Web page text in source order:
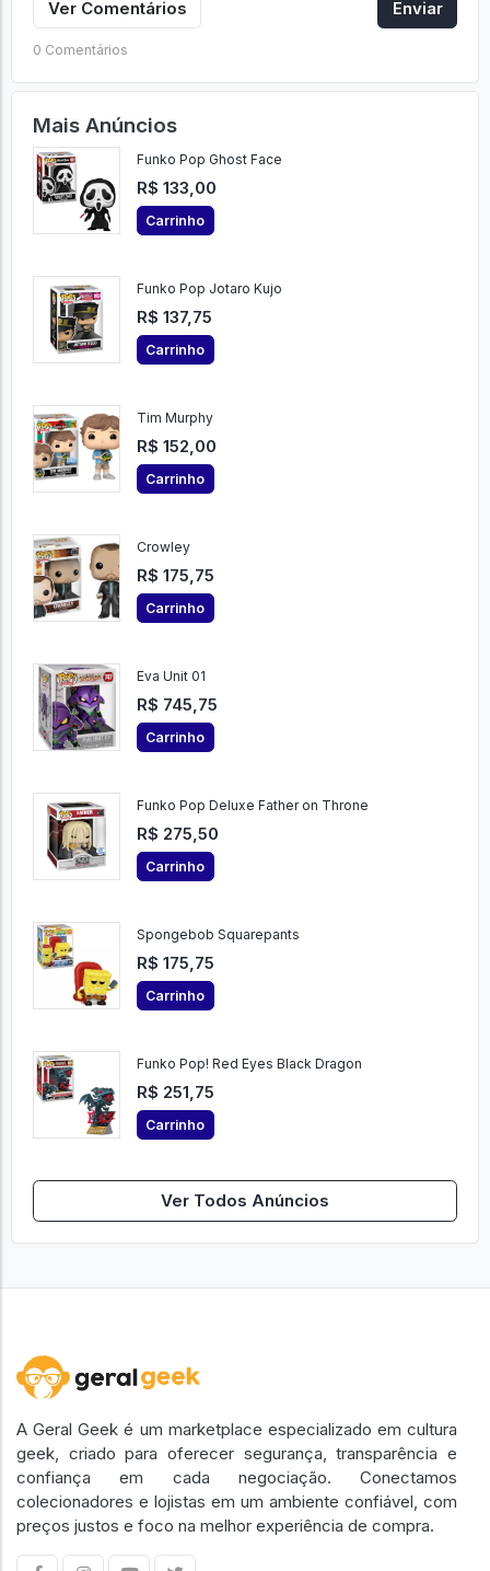
Ver Comentários Enviar
0 Comentários
Mais Anúncios
Funko Pop Ghost Face
R$ 133,00
Carrinho
Funko Pop Jotaro Kujo
R$ 137,75
Carrinho
Tim Murphy
R$ 152,00
Carrinho
Crowley
R$ 175,75
Carrinho
Eva Unit 01
R$ 745,75
Carrinho
Funko Pop Deluxe Father on Throne
R$ 275,50
Carrinho
Spongebob Squarepants
R$ 175,75
Carrinho
Funko Pop! Red Eyes Black Dragon
R$ 251,75
Carrinho
Ver Todos Anúncios
A Geral Geek é um marketplace especializado em cultura
geek, criado para oferecer segurança, transparência e
confiança em cada negociação. Conectamos
colecionadores e lojistas em um ambiente confiável, com
preços justos e foco na melhor experiência de compra.